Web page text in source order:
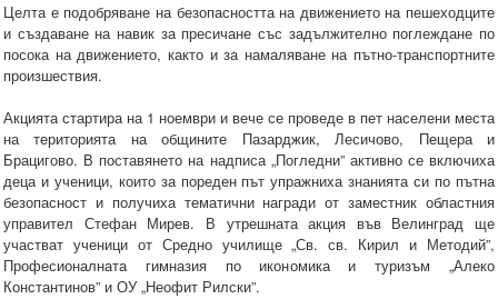
Целта е подобряване на безопасността на движението на пешеходците
и създаване на навик за пресичане със задължително поглеждане по
посока на движението, както и за намаляване на пътно-транспортните
произшествия.
Акцията стартира на 1 ноември и вече се проведе в пет населени места
на територията на общините Пазарджик, Лесичово, Пещера и
Брацигово. В поставянето на надписа „Погледни” активно се включиха
деца и ученици, които за пореден път упражниха знанията си по пътна
безопасност и получиха тематични награди от заместник областния
управител Стефан Мирев. В утрешната акция във Велинград ще
участват ученици от Средно училище „Св. св. Кирил и Методий”,
Професионалната гимназия по икономика и туризъм „Алеко
Константинов” и ОУ „Неофит Рилски”.